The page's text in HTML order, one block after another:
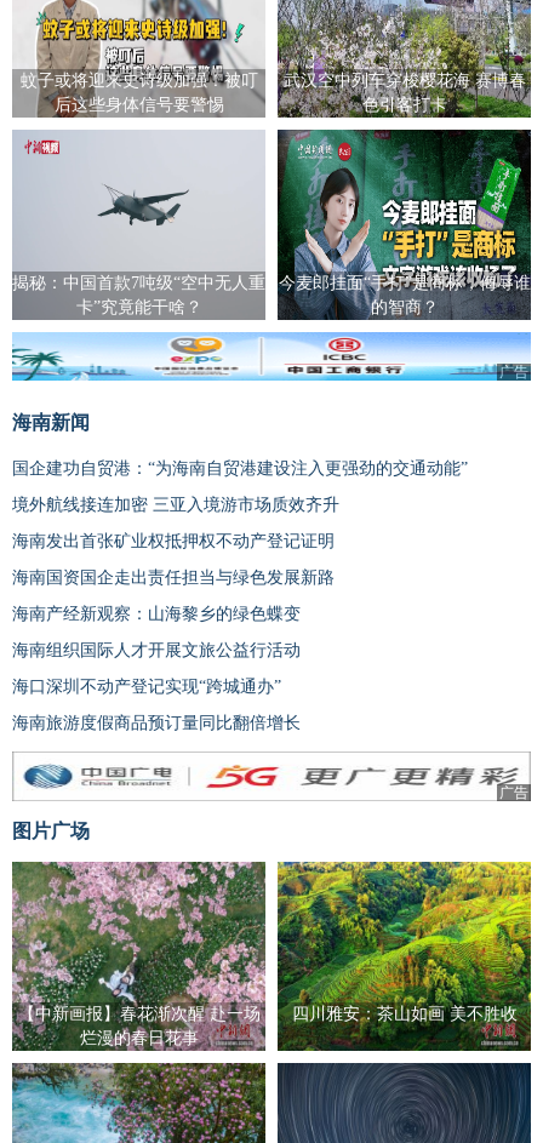
蚊子或将迎来史诗级加强！被叮
后这些身体信号要警惕
武汉空中列车穿梭樱花海 赛博春
色引客打卡
揭秘：中国首款7吨级“空中无人重
卡”究竟能干啥？
今麦郎挂面“手打”是商标，侮辱谁
的智商？
广告
海南新闻
国企建功自贸港：“为海南自贸港建设注入更强劲的交通动能”
境外航线接连加密 三亚入境游市场质效齐升
海南发出首张矿业权抵押权不动产登记证明
海南国资国企走出责任担当与绿色发展新路
海南产经新观察：山海黎乡的绿色蝶变
海南组织国际人才开展文旅公益行活动
海口深圳不动产登记实现“跨城通办”
海南旅游度假商品预订量同比翻倍增长
广告
图片广场
【中新画报】春花渐次醒 赴一场
烂漫的春日花事
四川雅安：茶山如画 美不胜收